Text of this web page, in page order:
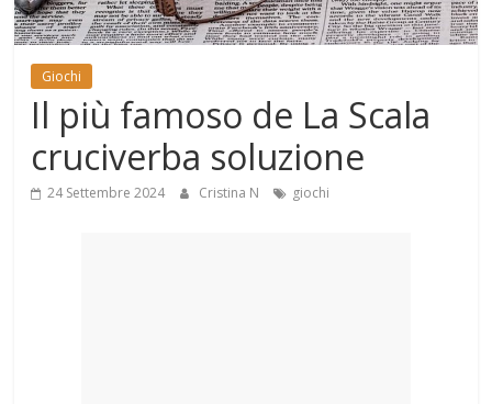
Mondo
Giochi
Il più famoso de La Scala
cruciverba soluzione
24 Settembre 2024 Cristina N giochi